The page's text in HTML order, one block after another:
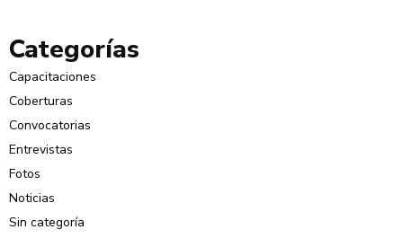
Categorías
Capacitaciones
Coberturas
Convocatorias
Entrevistas
Fotos
Noticias
Sin categoría